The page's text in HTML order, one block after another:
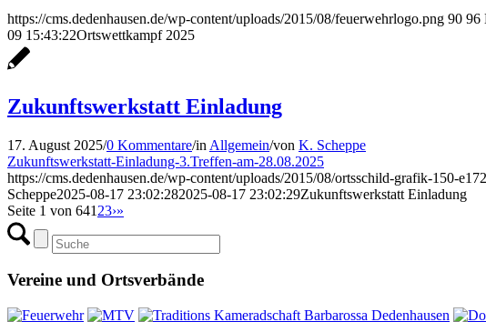
https://cms.dedenhausen.de/wp-content/uploads/2015/08/feuerwehrlogo.png 90 96
09 15:43:22Ortswettkampf 2025
Zukunftswerkstatt Einladung
17. August 2025/0 Kommentare/in Allgemein/von K. Scheppe
Zukunftswerkstatt-Einladung-3.Treffen-am-28.08.2025
https://cms.dedenhausen.de/wp-content/uploads/2015/08/ortsschild-grafik-150-
Scheppe2025-08-17 23:02:282025-08-17 23:02:29Zukunftswerkstatt Einladung
Seite 1 von 641 23›»
Vereine und Ortsverbände